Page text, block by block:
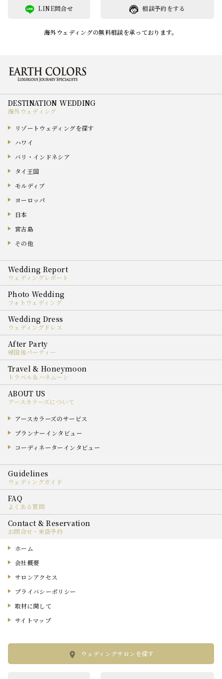
相談予約をする
LINE問合せ
海外ウェディングの無料相談を承っております。
海外ウェディング
リゾートウェディングを探す
ハワイ
バリ・インドネシア
タイ王国
モルディブ
ヨーロッパ
日本
宮古島
その他
ウェディングレポート
フォトウェディング
ウェディングドレス
帰国後パーティー
トラベル＆ハネムーン
アースカラーズについて
アースカラーズのサービス
プランナーインタビュー
コーディネーターインタビュー
ウェディングガイド
よくある質問
お問合せ・来店予約
ホーム
会社概要
サロンアクセス
プライバシーポリシー
取材に関して
サイトマップ
ウェディングサロンを探す